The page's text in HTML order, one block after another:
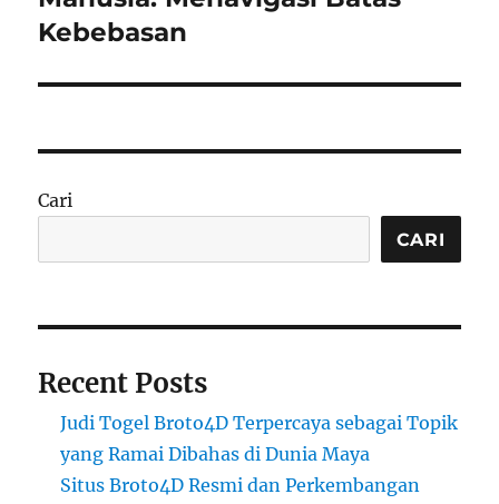
Kebebasan
Cari
CARI
Recent Posts
Judi Togel Broto4D Terpercaya sebagai Topik
yang Ramai Dibahas di Dunia Maya
Situs Broto4D Resmi dan Perkembangan